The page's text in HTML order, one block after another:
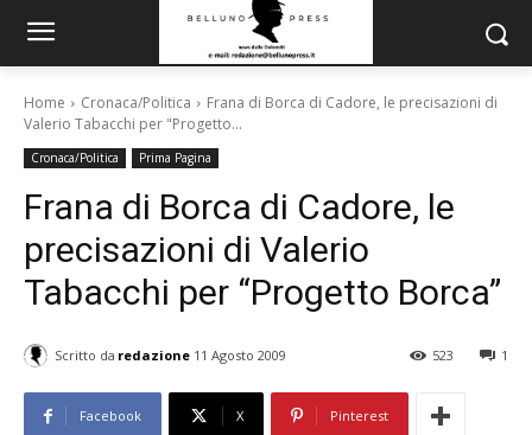
Home Cronaca/Politica
Frana di Borca di Cadore, le precisazioni di
Valerio Tabacchi per "Progetto...
Cronaca/Politica Prima Pagina
Frana di Borca di Cadore, le
precisazioni di Valerio
Tabacchi per “Progetto Borca”
Scritto da redazione 11 Agosto 2009 1
523
Facebook X Pinterest